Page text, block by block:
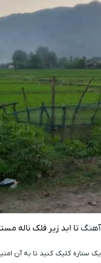
تا ابد زیر فلک ناله
ستاره کلیک کنید تا به آن